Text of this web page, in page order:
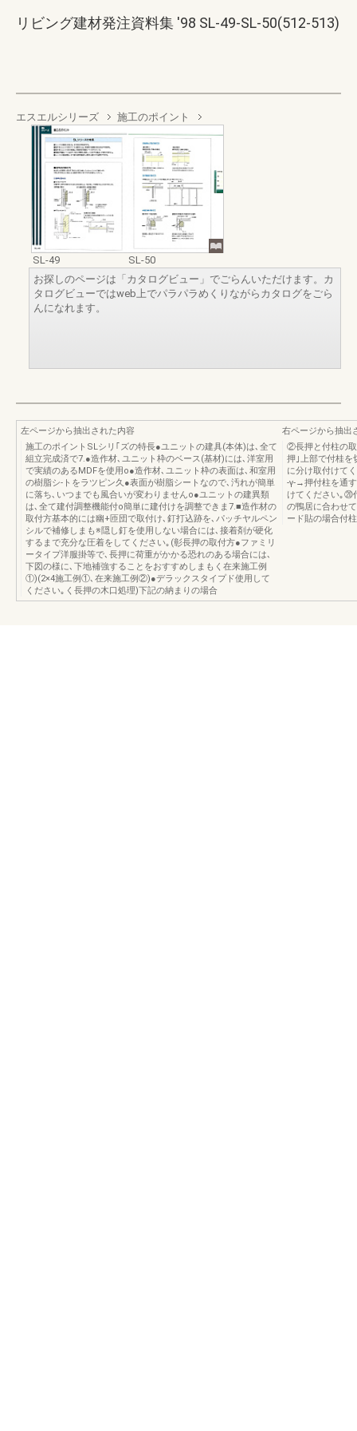
リビング建材発注資料集 '98 SL-49-SL-50(512-513)
エスエルシリーズ 施工のポイント
SL-49
SL-50
お探しのページは「カタログビュー」でごらんいただけます。カ
タログビューではweb上でパラパラめくりながらカタログをごら
んになれます。
左ページから抽出された内容
施工のポイントSLシリ｢ズの特長●ユニットの建具(本体)は､全て
組立完成済で7.●造作材､ユニット枠のベース(基材)には､洋室用
で実績のあるMDFを使用o●造作材､ユニット枠の表面は､和室用
の樹脂シ-トをラツピン久●表面が樹脂シートなので､汚れが簡単
に落ち､いつまでも風合いが変わりませんo●ユニットの建異類
は､全て建付調整機能付o簡単に建付けを調整できま7.■造作材の
取付方基本的には幽+匝団で取付け､釘打込跡を､パッチヤルペン
シルで補修しまも※隠し釘を使用しない場合には､接着剤が硬化
するまで充分な圧着をしてください｡(彰長押の取付方●ファミリ
ータイプ洋服掛等で､長押に荷重がかかる恐れのある場合には､
下図の様に､下地補強することをおすすめしまもく在来施工例
①)(2×4施工例①､在来施工例②)●デラックスタイプド使用して
ください｡く長押の木口処理)下記の納まりの場合
右ページから抽出
②長押と付柱の
押｣上部で付桂を
に分け取付けて
-γ-→押付柱を通
けてください｡⑳
の鴨居に合わせ
ード貼の場合付